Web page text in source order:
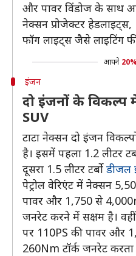
और पावर विंडोज के साथ
नेक्सन प्रोजेक्टर
फॉग लाइट्स जैसे लाइटिंग
आपने 20%
इंजन
दो इंजनों के
SUV
टाटा नेक्सन दो इंजन
है। इसमें पहला 1.2 लीटर
दूसरा 1.5 लीटर टर्बोडीजल
पेट्रोल वेरिएंट में नेक्सन
पावर और 1,750 से
जनरेट करने में सक्षम है।
पर 110PS की पावर और
260Nm टॉर्क जनरेट करता